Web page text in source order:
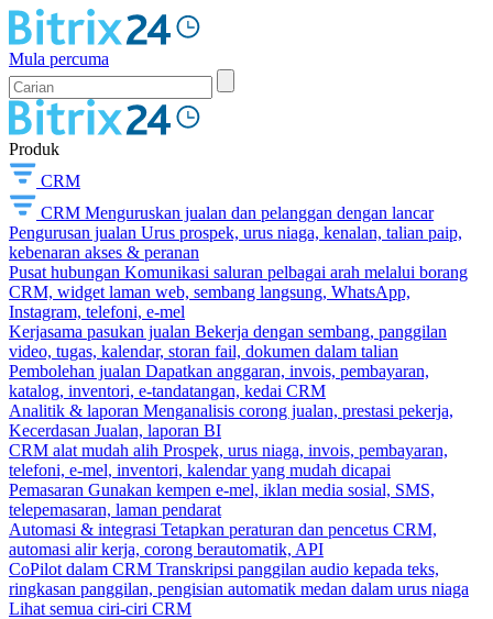
Mula percuma
Produk
CRM
CRM Menguruskan jualan dan pelanggan dengan lancar
Pengurusan jualan Urus prospek, urus niaga, kenalan, talian paip,
kebenaran akses & peranan
Pusat hubungan Komunikasi saluran pelbagai arah melalui borang
CRM, widget laman web, sembang langsung, WhatsApp,
Instagram, telefoni, e-mel
Kerjasama pasukan jualan Bekerja dengan sembang, panggilan
video, tugas, kalendar, storan fail, dokumen dalam talian
Pembolehan jualan Dapatkan anggaran, invois, pembayaran,
katalog, inventori, e-tandatangan, kedai CRM
Analitik & laporan Menganalisis corong jualan, prestasi pekerja,
Kecerdasan Jualan, laporan BI
CRM alat mudah alih Prospek, urus niaga, invois, pembayaran,
telefoni, e-mel, inventori, kalendar yang mudah dicapai
Pemasaran Gunakan kempen e-mel, iklan media sosial, SMS,
telepemasaran, laman pendarat
Automasi & integrasi Tetapkan peraturan dan pencetus CRM,
automasi alir kerja, corong berautomatik, API
CoPilot dalam CRM Transkripsi panggilan audio kepada teks,
ringkasan panggilan, pengisian automatik medan dalam urus niaga
Lihat semua ciri-ciri CRM